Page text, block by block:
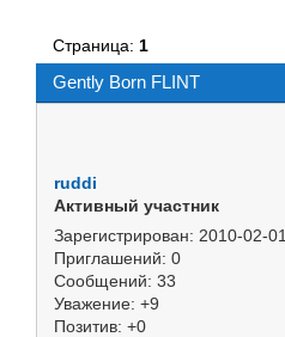
Gently Born FLINT
Страница: 1
ruddi
Активный участник
Зарегистрирован: 2010-02-01
Приглашений: 0
Сообщений: 33
Уважение: +9
Позитив: +0